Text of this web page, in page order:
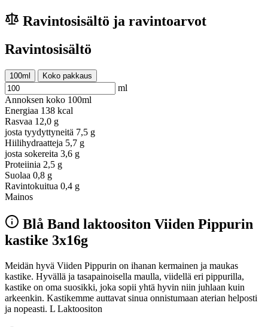
Ravintosisältö ja ravintoarvot
Ravintosisältö
100ml Koko pakkaus
ml
Annoksen koko 100ml
Energiaa 138 kcal
Rasvaa 12,0 g
josta tyydyttyneitä 7,5 g
Hiilihydraatteja 5,7 g
josta sokereita 3,6 g
Proteiinia 2,5 g
Suolaa 0,8 g
Ravintokuitua 0,4 g
Mainos
Blå Band laktoositon Viiden Pippurin
kastike 3x16g
Meidän hyvä Viiden Pippurin on ihanan kermainen ja maukas
kastike. Hyvällä ja tasapainoisella maulla, viidellä eri pippurilla,
kastike on oma suosikki, joka sopii yhtä hyvin niin juhlaan kuin
arkeenkin. Kastikemme auttavat sinua onnistumaan aterian helposti
ja nopeasti. L Laktoositon